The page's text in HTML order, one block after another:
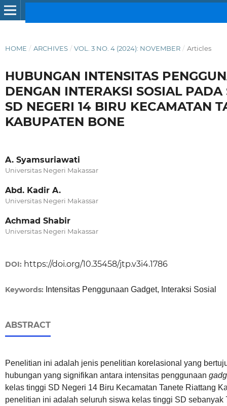
HOME / ARCHIVES / VOL. 3 NO. 4 (2024): NOVEMBER / Articles
HUBUNGAN INTENSITAS
DENGAN INTERAKSI SOSIAL
SD NEGERI 14 BIRU KECAMATAN
KABUPATEN BONE
A. Syamsuriawati
Universitas Negeri Makassar
Abd. Kadir A.
Universitas Negeri Makassar
Achmad Shabir
Universitas Negeri Makassar
DOI: https://doi.org/10.35458/jtp.v3i4.1786
Keywords: Intensitas Penggunaan Gadget, Interaksi Sosial
ABSTRACT
Penelitian ini adalah jenis penelitian korelasional yang
hubungan yang signifikan antara intensitas penggunaan
kelas tinggi SD Negeri 14 Biru Kecamatan Tanete Riattang
penelitian ini adalah seluruh siswa kelas tinggi SD sebanyak